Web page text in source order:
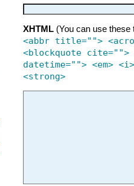
XHTML (You can use
<abbr title="">
<blockquote cite="">
datetime=""> <em>
<strong>